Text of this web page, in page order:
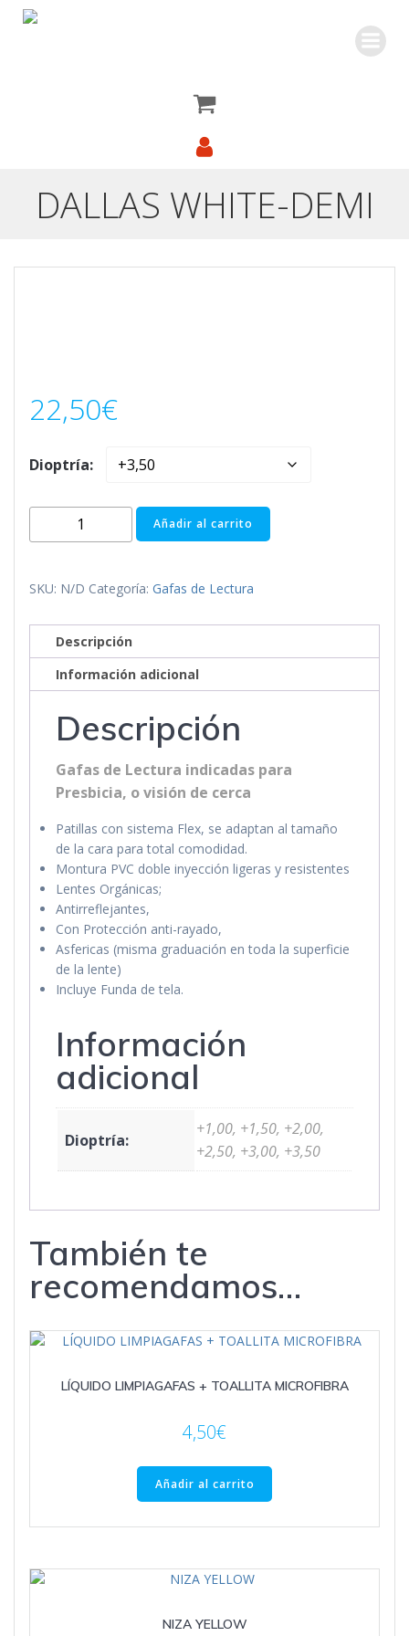
Saltar
DALLAS WHITE-DEMI
22,50€
Dioptría:
DALLAS
WHITE-
cantidad
Añadir al carrito
SKU: N/D Categoría: Gafas de Lectura
Descripción
Información adicional
Descripción
Gafas de Lectura indicadas para
Presbicia, o visión de cerca
Patillas con sistema Flex, se adaptan al tamaño
de la cara para total comodidad.
Montura PVC doble inyección ligeras y resistentes
Lentes Orgánicas;
Antirreflejantes,
Con Protección anti-rayado,
Asfericas (misma graduación en toda la superficie
de la lente)
Incluye Funda de tela.
Información
adicional
Dioptría:
+1,00, +1,50, +2,00,
+2,50, +3,00, +3,50
También te
recomendamos…
LÍQUIDO LIMPIAGAFAS + TOALLITA MICROFIBRA
4,50€
Añadir al carrito
NIZA YELLOW